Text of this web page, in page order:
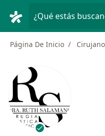
¿Qué estás
Página De Inicio